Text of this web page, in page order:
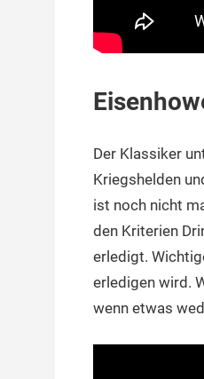
Der Klassiker
Kriegshelden
ist noch nicht
den Kriterien
erledigt.
erledigen wird.
wenn etwas